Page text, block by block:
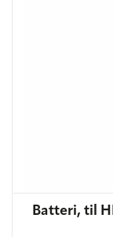
Batteri, til